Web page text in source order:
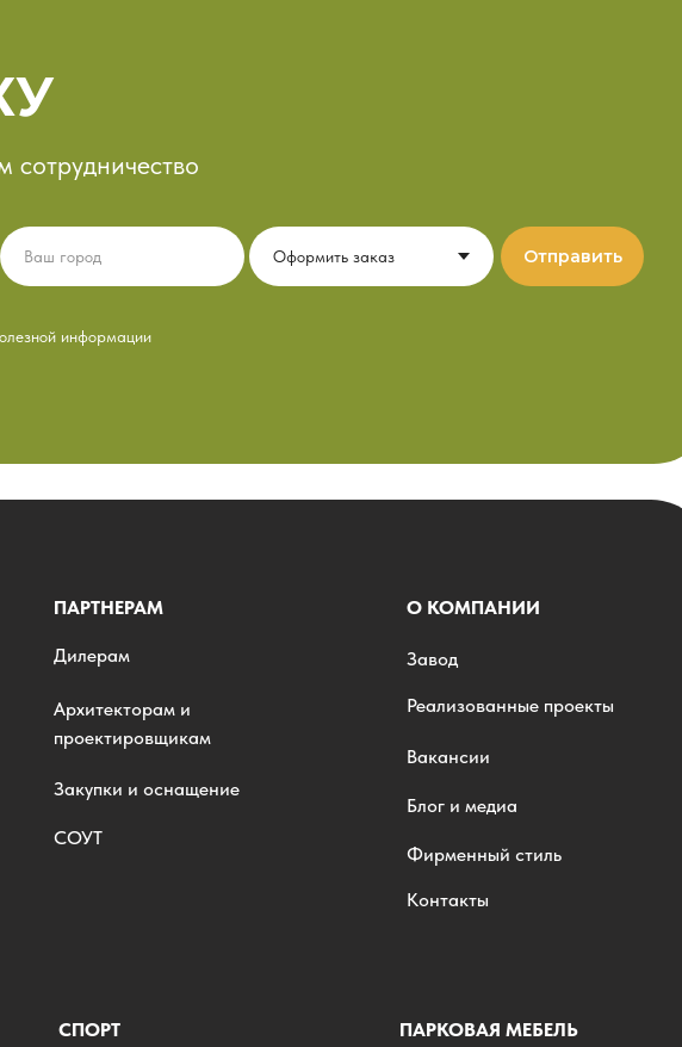
информации
Отправить
ПАРТНЕРАМ
Архитекторам и
проектировщикам
Дилерам
Закупки и оснащение
СОУТ
О КОМПАНИИ
Завод
Реализованные проекты
Вакансии
Блог и медиа
Фирменный стиль
Контакты
СПОРТ ПАРКОВАЯ МЕБЕЛЬ